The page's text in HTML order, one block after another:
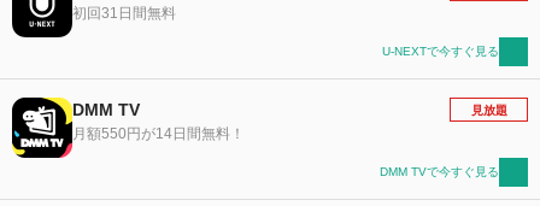
初回31日間無料
U-NEXTで今すぐ見る
DMM TV
月額550円が14日間無料！
見放題
DMM TVで今すぐ見る